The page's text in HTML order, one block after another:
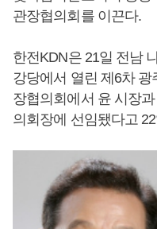
관장협의회를 이끈다.
한전KDN은 21일 전남
강당에서 열린 제6차
장협의회에서 윤 시장
의회장에 선임됐다고